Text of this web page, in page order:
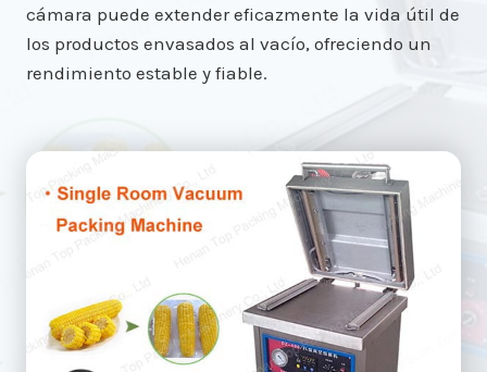
cámara puede extender eficazmente la vida útil de
los productos envasados al vacío, ofreciendo un
rendimiento estable y fiable.